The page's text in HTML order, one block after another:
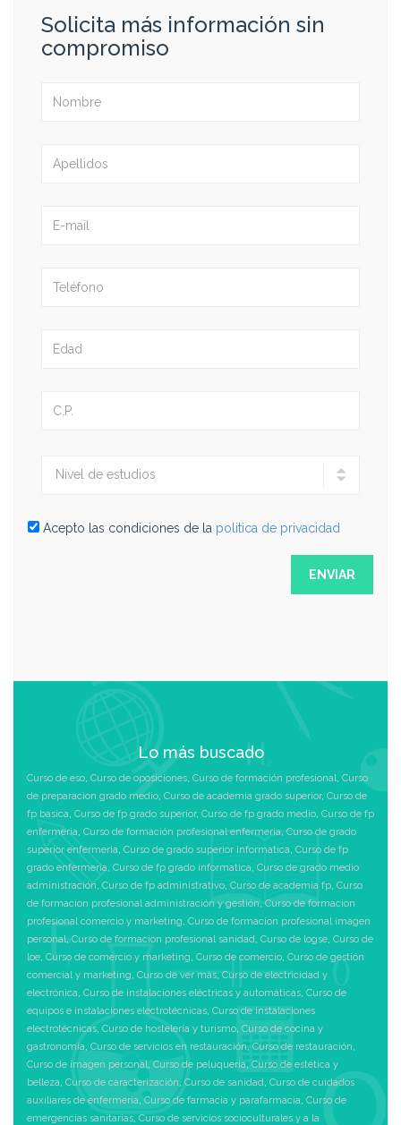
Solicita más información sin
compromiso
Acepto las condiciones de la politica de privacidad
Lo más buscado
Curso de eso, Curso de oposiciones, Curso de formación profesional, Curso
de preparacion grado medio, Curso de academia grado superior, Curso de
fp basica, Curso de fp grado superior, Curso de fp grado medio, Curso de fp
enfermeria, Curso de formación profesional enfermeria,Curso de grado
superior enfermeria, Curso de grado superior informatica, Curso de fp
grado enfermeria, Curso de fp grado informatica, Curso de grado medio
administración, Curso de fp administrativo, Curso de academia fp, Curso
de formacion profesional administración y gestión,Curso de formacion
profesional comercio y marketing, Curso de formacion profesional imagen
personal,Curso de formacion profesional sanidad, Curso de logse, Curso de
loe, Curso de comercio y marketing, Curso de comercio, Curso de gestión
comercial y marketing, Curso de ver más,Curso de electricidad y
electrónica, Curso de instalaciones eléctricas y automáticas, Curso de
equipos e instalaciones electrotécnicas, Curso de instalaciones
electrotécnicas, Curso de hostelería y turismo, Curso de cocina y
gastronomía, Curso de servicios en restauración, Curso de restauración,
Curso de imagen personal, Curso de peluquería,Curso de estética y
belleza, Curso de caracterización,Curso de sanidad, Curso de cuidados
auxiliares de enfermería,Curso de farmacia y parafarmacia, Curso de
emergencias sanitarias, Curso de servicios socioculturales y a la